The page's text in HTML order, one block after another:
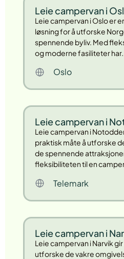
Leie campervan i
Leie campervan i Oslo er
løsning for å utforske
spennende byliv. Med
og moderne fasiliteter
Oslo
Leie campervan i
Leie campervan i
praktisk måte å utforske
de spennende
fleksibiliteten til en
Telemark
Leie campervan i
Leie campervan i Narvik
utforske de vakre